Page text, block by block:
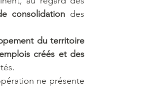
consolidation des
emplois créés et des
ne présente